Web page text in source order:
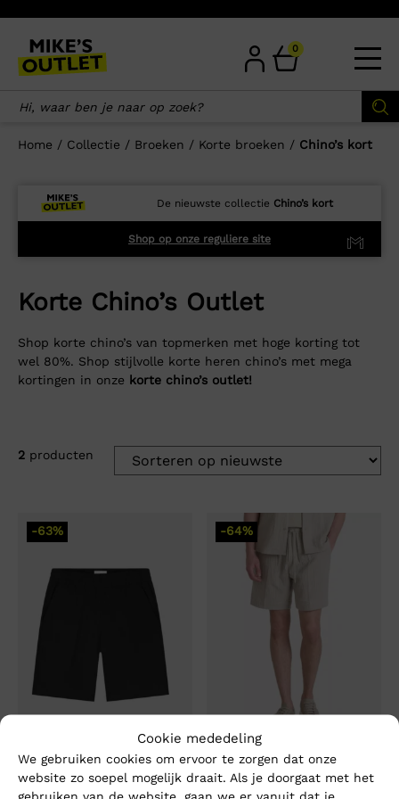
Cookie mededeling
We gebruiken cookies om ervoor te zorgen dat onze
website zo soepel mogelijk draait. Als je doorgaat met het
gebruiken van de website, gaan we er vanuit dat je
content
0
Home / Collectie / Broeken / Korte broeken / Chino’s kort
De nieuwste collectie Chino’s kort
Shop op onze reguliere site
Korte Chino’s Outlet
Shop korte chino’s van topmerken met hoge korting tot
wel 80%. Shop stijlvolle korte heren chino’s met mega
kortingen in onze korte chino’s outlet!
2 producten
-63% -64%